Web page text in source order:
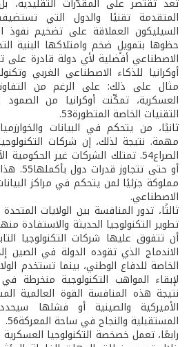
المتقدمة تقنيًا والدول التي
السيليكون العملاقة على تضخيم نفوذ
حظوها بتمويلٍ ضخم وامتلاكها البنية
الاصطناعي أفضلية لأي دولة قادرة على
أوكرانيا للذكاء الاصطناعي الغربي
مثال على ذلك: على الرغم من
العسكرية، تمكّنت أوكرانيا من
التقنيات الخاصة المتطورة53.
ثانيًا، من يتحكم في البيانات
مهمة. نتيجة لذلك، إن شركات
الصراع54. تمتلك الشركات غير
أو حتى
مملوكة جزئيًا لمن يتحكم في مراكز
الاصطناعي.
ثالثًا، تدور المنافسة بين الولايات
تطوير التكنولوجيا الحديثة والاستفادة
أن تتفوق عليها شركات التكنولوجيا
الاندماج الذي تقوده الدولة في الصين
الخاصة للدفاع الوطني، بينما تستخدم
لإبقاء المواهب التكنولوجية منخرطة
نتيجة هذه المنافسة القوة العالمية
الأميركية والصينية أو فشلها
المستقبلية والنجاح في ساحة المعركة56.
رابعًا، تعمل خصخصة التكنولوجيا